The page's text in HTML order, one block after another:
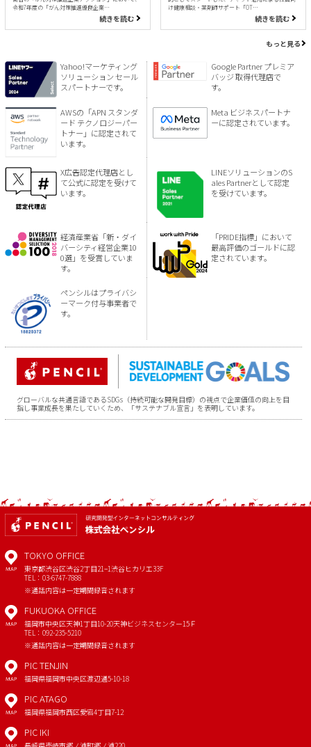
令和7年度の「がん対策推進優良企業…
続きを読む
け健康相談・薬剤師サポート「OT…
続きを読む
もっと見る
Yahoo!マーケティング
ソリューション セール
スパートナーです。
Google Partner プレミア
バッジ 取得代理店で
す。
AWSの「APN スタンダ
ード テクノロジーパー
トナー」に認定されて
います。
Meta ビジネスパートナ
ーに認定されています。
X広告認定代理店とし
て公式に認定を受けて
います。
LINEソリューションのS
ales Partnerとして認定
を受けています。
経済産業省「新・ダイ
バーシティ経営企業10
0選」を受賞していま
す。
「PRIDE指標」において
最高評価のゴールドに認
定されています。
ペンシルはプライバシ
ーマーク付与事業者で
す。
グローバルな共通言語であるSDGs（持続可能な開発目標）の視点で企業価値の向上を目
指し事業成長を果たしていくため、「サステナブル宣言」を表明しています。
MAP
TOKYO OFFICE
東京都渋谷区渋谷2丁目21−1渋谷ヒカリエ33F
TEL：03-6747-7888
※通話内容は一定期間録音されます
MAP
FUKUOKA OFFICE
福岡市中央区天神1丁目10-20天神ビジネスセンター15Ｆ
TEL：092-235-5210
※通話内容は一定期間録音されます
MAP
PIC TENJIN
福岡県福岡市中央区渡辺通5-10-18
MAP
PIC ATAGO
福岡県福岡市西区愛宕4丁目7-12
PIC IKI